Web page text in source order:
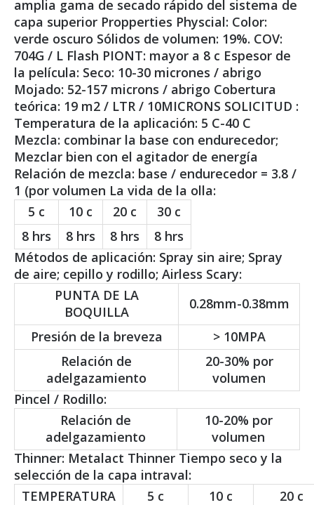
amplia gama de secado rápido del sistema de
capa superior Propperties Physcial: Color:
verde oscuro Sólidos de volumen: 19%. COV:
704G / ​​L Flash PIONT: mayor a 8 c Espesor de
la película: Seco: 10-30 micrones / abrigo
Mojado: 52-157 microns / abrigo Cobertura
teórica: 19 m2 / LTR / 10MICRONS SOLICITUD :
Temperatura de la aplicación: 5 C-40 C
Mezcla: combinar la base con endurecedor;
Mezclar bien con el agitador de energía
Relación de mezcla: base / endurecedor = 3.8 /
1 (por volumen La vida de la olla:
5 c
10 c 20 c
30 c
8 hrs
8 hrs 8 hrs
8 hrs
Métodos de aplicación: Spray sin aire; Spray
de aire; cepillo y rodillo; Airless Scary:
PUNTA DE LA
BOQUILLA
0.28mm-0.38mm
Presión de la breveza
> 10MPA
Relación de
adelgazamiento
20-30% por
volumen
Pincel / Rodillo:
Relación de
adelgazamiento
10-20% por
volumen
Thinner: Metalact Thinner Tiempo seco y la
selección de la capa intraval:
TEMPERATURA
5 c 10 c
20 c